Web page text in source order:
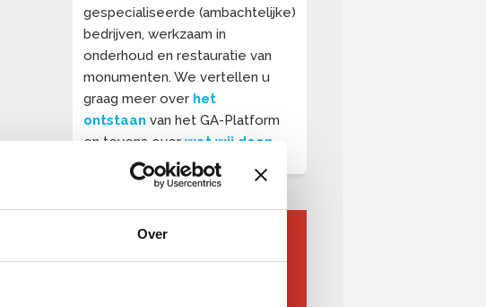
Over
gespecialiseerde (ambachtelijke)
bedrijven, werkzaam in
onderhoud en restauratie van
monumenten. We vertellen u
graag meer over het
ontstaan van het GA-Platform
en tevens over wat wij doen
Stichtingerm.nl